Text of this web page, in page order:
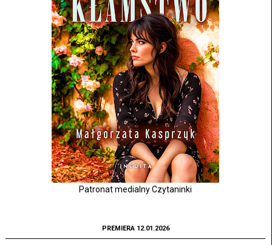
Patronat medialny Czytaninki
PREMIERA 12.01.2026